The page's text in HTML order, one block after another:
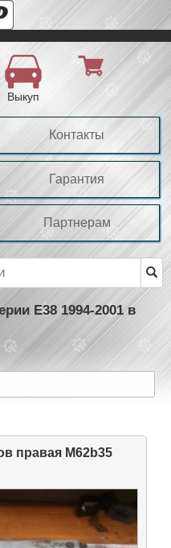
Выкуп
Контакты
Гарантия
Партнерам
Е38 1994-2001 в
правая M62b35